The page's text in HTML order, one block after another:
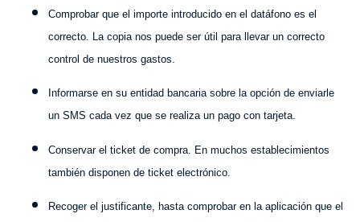
Comprobar que el importe introducido en el datáfono es el
correcto. La copia nos puede ser útil para llevar un correcto
control de nuestros gastos.
Informarse en su entidad bancaria sobre la opción de enviarle
un SMS cada vez que se realiza un pago con tarjeta.
Conservar el ticket de compra. En muchos establecimientos
también disponen de ticket electrónico.
Recoger el justificante, hasta comprobar en la aplicación que el